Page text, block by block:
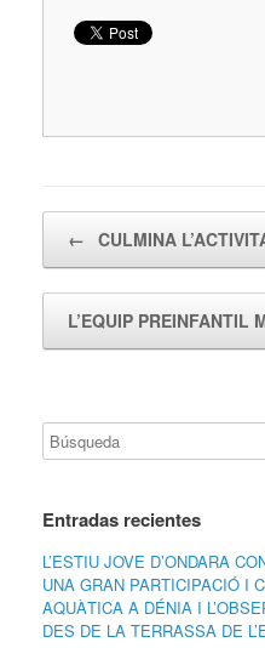
← CULMINA
L’EQUIP PREINFANTIL
Entradas recientes
L’ESTIU JOVE D’ONDARA
UNA GRAN PARTICIPACIÓ I
AQUÀTICA A DÉNIA I
DES DE LA TERRASSA DE